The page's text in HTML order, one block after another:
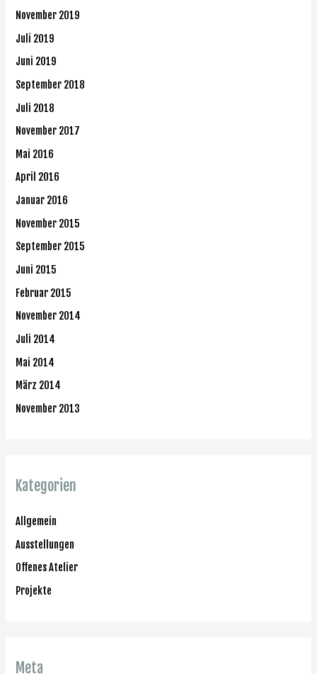
November 2019
Juli 2019
Juni 2019
September 2018
Juli 2018
November 2017
Mai 2016
April 2016
Januar 2016
November 2015
September 2015
Juni 2015
Februar 2015
November 2014
Juli 2014
Mai 2014
März 2014
November 2013
Kategorien
Allgemein
Ausstellungen
Offenes Atelier
Projekte
Meta